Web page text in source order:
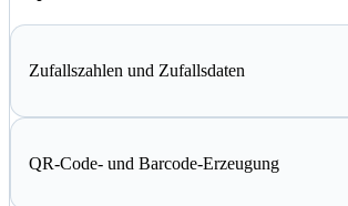
Zufallszahlen und Zufallsdaten
QR-Code- und Barcode-Erzeugung